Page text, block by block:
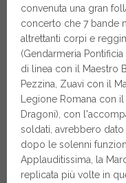
convenuta una gran
concerto che 7 bande
altrettanti corpi e
(Gendarmeria
di linea con il Maestro
Pezzina, Zuavi con il
Legione Romana con
Dragoni), con
soldati, avrebbero
dopo le solenni
Applauditissima, la
replicata più volte in